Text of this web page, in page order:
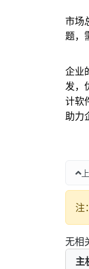
市场
题，
企业
发，
计软
助力
注
无相
主